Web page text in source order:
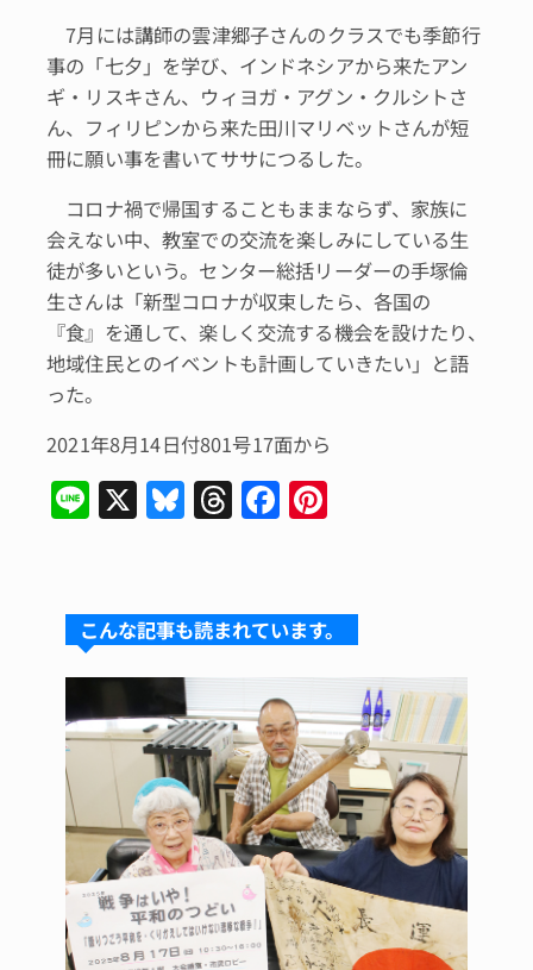
7月には講師の雲津郷子さんのクラスでも季節行
事の「七夕」を学び、インドネシアから来たアン
ギ・リスキさん、ウィヨガ・アグン・クルシトさ
ん、フィリピンから来た田川マリベットさんが短
冊に願い事を書いてササにつるした。
コロナ禍で帰国することもままならず、家族に
会えない中、教室での交流を楽しみにしている生
徒が多いという。センター総括リーダーの手塚倫
生さんは「新型コロナが収束したら、各国の
『食』を通して、楽しく交流する機会を設けたり、
地域住民とのイベントも計画していきたい」と語
った。
2021年8月14日付801号17面から
Li
n
X Bl
u
s
k
y
T
hr
a
d
F
a
e
b
o
o
k
re
st
こんな記事も読まれています。